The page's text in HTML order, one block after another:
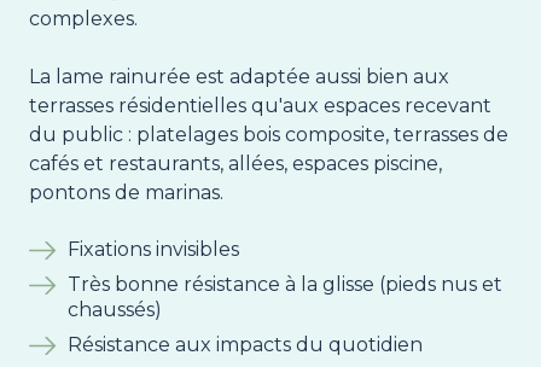
complexes.
La lame rainurée est adaptée aussi bien aux
terrasses résidentielles qu'aux espaces recevant
du public : platelages bois composite, terrasses de
cafés et restaurants, allées, espaces piscine,
pontons de marinas.
Fixations invisibles
Très bonne résistance à la glisse (pieds nus et
chaussés)
Résistance aux impacts du quotidien